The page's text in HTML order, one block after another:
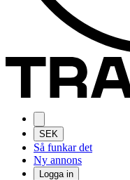
SEK
Så funkar det
Ny annons
Logga in